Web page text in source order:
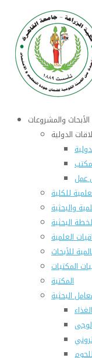
الأبحاث والمشروعات
الدولية
عمل
للكلية
والبحثية
البحثية
العلمية
للأبحاث
المكتبات
المكتبة
البحثية